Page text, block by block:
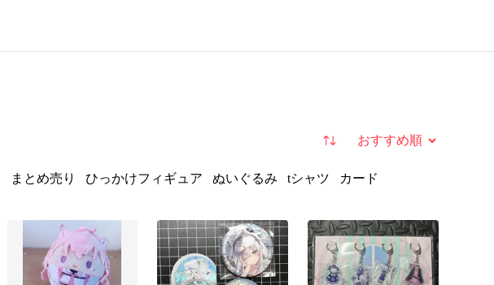
並び替え
まとめ売り ひっかけフィギュア ぬいぐるみ tシャツ
カード